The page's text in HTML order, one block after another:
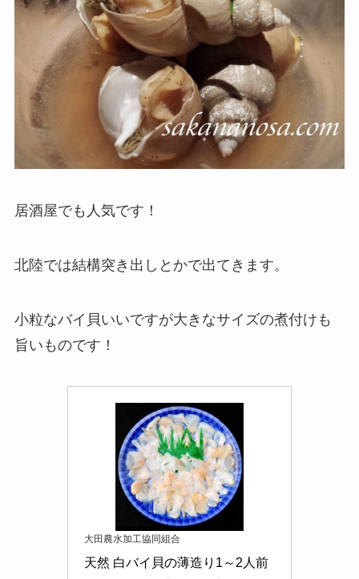
居酒屋でも人気です！
北陸では結構突き出しとかで出てきます。
小粒なバイ貝いいですが大きなサイズの煮付けも
旨いものです！
大田農水加工協同組合
天然 白バイ貝の薄造り1～2人前